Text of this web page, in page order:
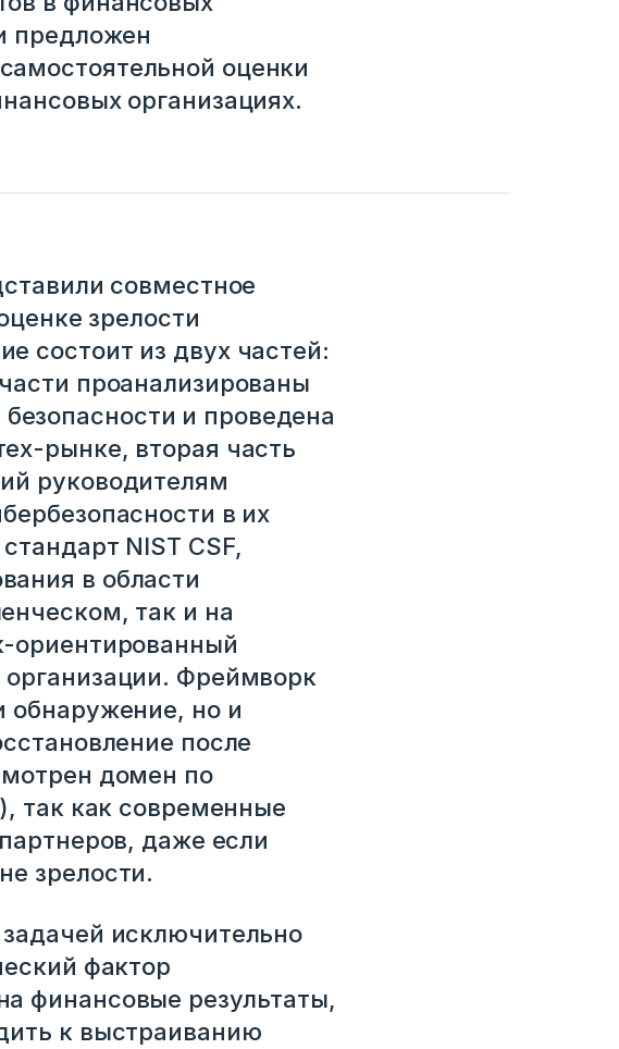
предложен
оценки
организациях.
совместное
зрелости
состоит из двух частей:
проанализированы
и проведена
рынке, вторая часть
руководителям
в их
NIST CSF,
в области
так и на
ориентированный
Фреймворк
обнаружение, но и
после
домен по
так как современные
даже если
зрелости.
исключительно
фактор
финансовые результаты,
к выстраиванию